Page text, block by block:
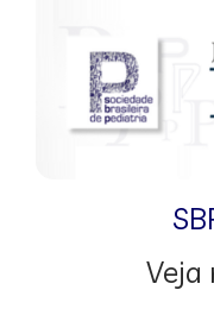
Veja